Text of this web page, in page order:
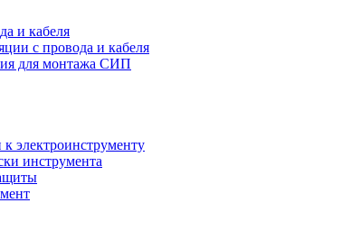
и кабеля
с провода и кабеля
для монтажа СИП
электроинструменту
инструмента